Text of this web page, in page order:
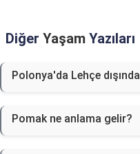
Diğer Yaşam Yazıları
Polonya'da Lehçe
Pomak ne anlama gelir?